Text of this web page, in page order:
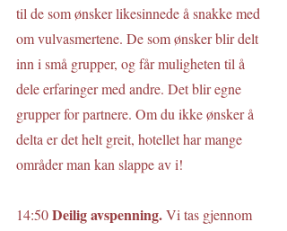
til de som ønsker likesinnede å snakke med
om vulvasmertene. De som ønsker blir delt
inn i små grupper, og får muligheten til å
dele erfaringer med andre. Det blir egne
grupper for partnere. Om du ikke ønsker å
delta er det helt greit, hotellet har mange
områder man kan slappe av i!
14:50 Deilig avspenning. Vi tas gjennom